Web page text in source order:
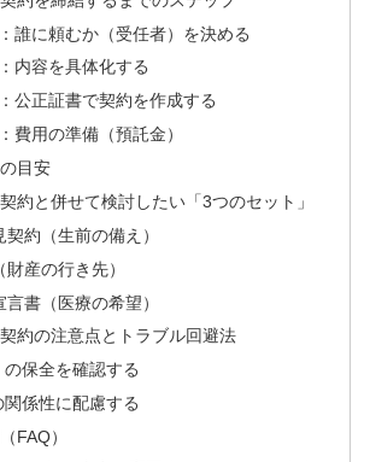
誰に頼むか（受任者）を決める
内容を具体化する
公正証書で契約を作成する
費用の準備（預託金）
目安
約と併せて検討したい「3つのセット」
約（生前の備え）
産の行き先）
書（医療の希望）
約の注意点とトラブル回避法
の保全を確認する
係性に配慮する
FAQ）